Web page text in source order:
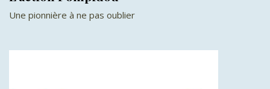
Une pionnière à ne pas oublier